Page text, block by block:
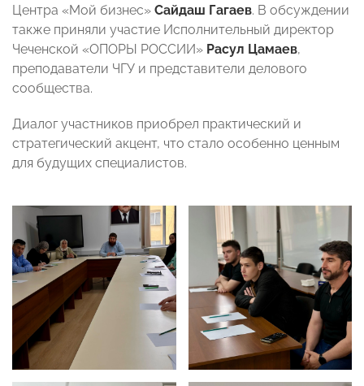
Центра «Мой бизнес» Сайдаш Гагаев. В обсуждении
также приняли участие Исполнительный директор
Чеченской «ОПОРЫ РОССИИ» Расул Цамаев,
преподаватели ЧГУ и представители делового
сообщества.
Диалог участников приобрел практический и
стратегический акцент, что стало особенно ценным
для будущих специалистов.